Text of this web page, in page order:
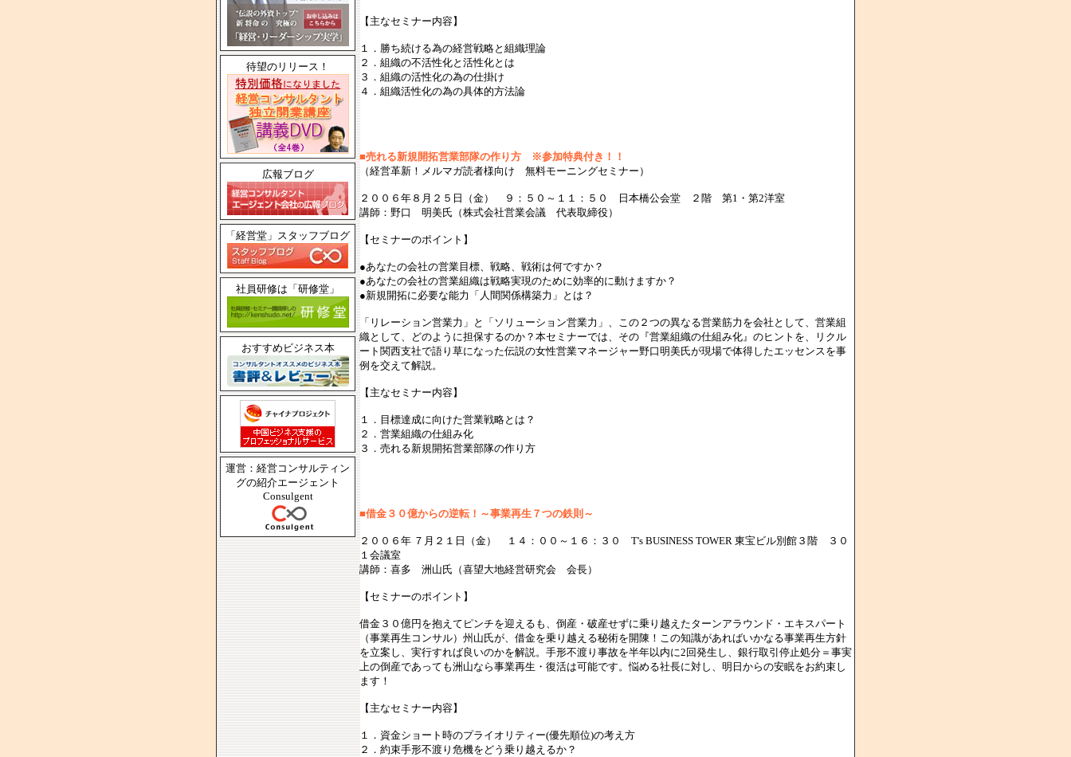
待望のリリース！
広報ブログ
「経営堂」スタッフブログ
社員研修は「研修堂」
おすすめビジネス本
運営：経営コンサルティン
グの紹介エージェント
Consulgent
【主なセミナー内容】
１．勝ち続ける為の経営戦略と組織理論
２．組織の不活性化と活性化とは
３．組織の活性化の為の仕掛け
４．組織活性化の為の具体的方法論
■売れる新規開拓営業部隊の作り方 ※参加特典付き！！
（経営革新！メルマガ読者様向け 無料モーニングセミナー）
２００６年８月２５日（金） ９：５０～１１：５０ 日本橋公会堂 ２階 第1・第2洋室
講師：野口 明美氏（株式会社営業会議 代表取締役）
【セミナーのポイント】
●あなたの会社の営業目標、戦略、戦術は何ですか？
●あなたの会社の営業組織は戦略実現のために効率的に動けますか？
●新規開拓に必要な能力「人間関係構築力」とは？
「リレーション営業力」と「ソリューション営業力」、この２つの異なる営業筋力を会社として、営業組
織として、どのように担保するのか？本セミナーでは、その『営業組織の仕組み化』のヒントを、リクル
ート関西支社で語り草になった伝説の女性営業マネージャー野口明美氏が現場で体得したエッセンスを事
例を交えて解説。
【主なセミナー内容】
１．目標達成に向けた営業戦略とは？
２．営業組織の仕組み化
３．売れる新規開拓営業部隊の作り方
■借金３０億からの逆転！～事業再生７つの鉄則～
２００６年 ７月２１日（金） １４：００～１６：３０ T's BUSINESS TOWER 東宝ビル別館３階 ３０
１会議室
講師：喜多 洲山氏（喜望大地経営研究会 会長）
【セミナーのポイント】
借金３０億円を抱えてピンチを迎えるも、倒産・破産せずに乗り越えたターンアラウンド・エキスパート
（事業再生コンサル）州山氏が、借金を乗り越える秘術を開陳！この知識があればいかなる事業再生方針
を立案し、実行すれば良いのかを解説。手形不渡り事故を半年以内に2回発生し、銀行取引停止処分＝事実
上の倒産であっても洲山なら事業再生・復活は可能です。悩める社長に対し、明日からの安眠をお約束し
ます！
【主なセミナー内容】
１．資金ショート時のプライオリティー(優先順位)の考え方
２．約束手形不渡り危機をどう乗り越えるか？